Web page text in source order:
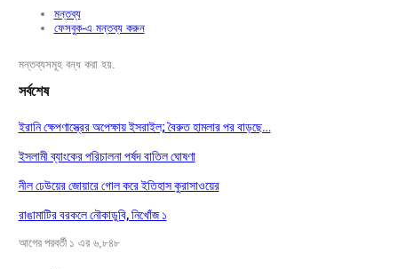
মন্তব্য
ফেসবুক-এ মন্তব্য করুন
মন্তব্যসমূহ বন্ধ করা হয়.
সর্বশেষ
ইরানি ক্ষেপণাস্ত্রের অপেক্ষায় ইসরাইল; বৈরুত হামলার পর বাড়ছে…
ইসলামী ব্যাংকের পরিচালনা পর্ষদ বাতিল ঘোষণা
নীল ঢেউয়ের জোয়ারে গোল করে ইতিহাস কুরাসাওয়ের
রাঙামাটির বরকলে নৌকাডুবি, নিখোঁজ ১
আগের পরবর্তী ১ এর ৬,৮৪৮